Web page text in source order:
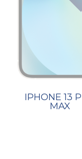
IPHONE 13
MAX